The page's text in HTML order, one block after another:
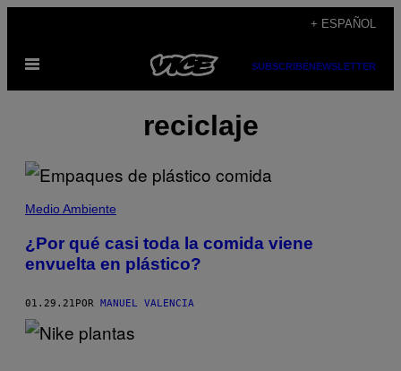
contenido
+ ESPAÑOL
Abrir
SUBSCRIBENEWSLETTER
reciclaje
Medio Ambiente
¿Por qué casi toda la comida viene
envuelta en plástico?
01.29.21 POR MANUEL VALENCIA